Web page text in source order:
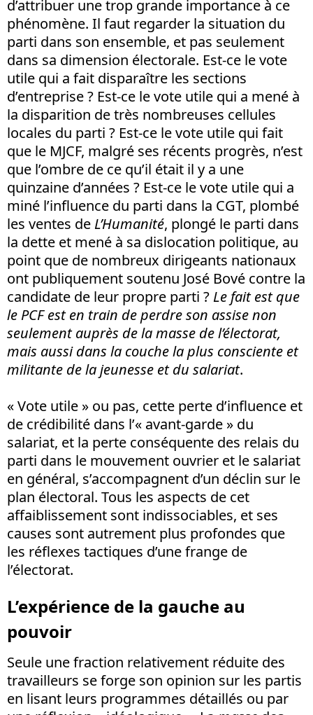
d’attribuer une trop grande importance à ce
phénomène. Il faut regarder la situation du
parti dans son ensemble, et pas seulement
dans sa dimension électorale. Est-ce le vote
utile qui a fait disparaître les sections
d’entreprise ? Est-ce le vote utile qui a mené à
la disparition de très nombreuses cellules
locales du parti ? Est-ce le vote utile qui fait
que le MJCF, malgré ses récents progrès, n’est
que l’ombre de ce qu’il était il y a une
quinzaine d’années ? Est-ce le vote utile qui a
miné l’influence du parti dans la CGT, plombé
les ventes de L’Humanité, plongé le parti dans
la dette et mené à sa dislocation politique, au
point que de nombreux dirigeants nationaux
ont publiquement soutenu José Bové contre la
candidate de leur propre parti ? Le fait est que
le PCF est en train de perdre son assise non
seulement auprès de la masse de l’électorat,
mais aussi dans la couche la plus consciente et
militante de la jeunesse et du salariat.
« Vote utile » ou pas, cette perte d’influence et
de crédibilité dans l’« avant-garde » du
salariat, et la perte conséquente des relais du
parti dans le mouvement ouvrier et le salariat
en général, s’accompagnent d’un déclin sur le
plan électoral. Tous les aspects de cet
affaiblissement sont indissociables, et ses
causes sont autrement plus profondes que
les réflexes tactiques d’une frange de
l’électorat.
L’expérience de la gauche au
pouvoir
Seule une fraction relativement réduite des
travailleurs se forge son opinion sur les partis
en lisant leurs programmes détaillés ou par